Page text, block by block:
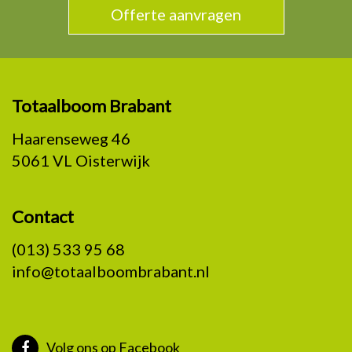
Offerte aanvragen
Totaalboom Brabant
Haarenseweg 46
5061 VL Oisterwijk
Contact
(013) 533 95 68
info@totaalboombrabant.nl
Volg ons op Facebook